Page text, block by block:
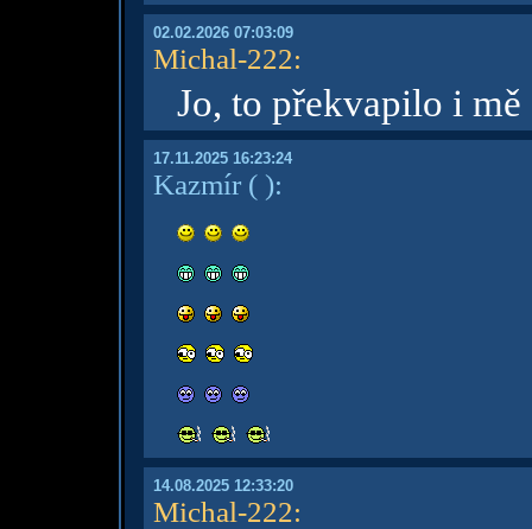
02.02.2026 07:03:09
Michal-222:
Jo, to překvapilo i mě
17.11.2025 16:23:24
Kazmír( ):
14.08.2025 12:33:20
Michal-222: